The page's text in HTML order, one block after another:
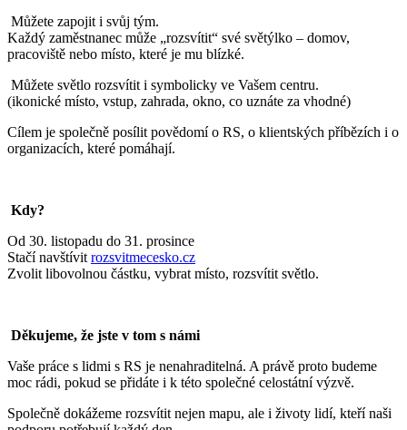
Můžete zapojit i svůj tým.
Každý zaměstnanec může „rozsvítit“ své světýlko – domov,
pracoviště nebo místo, které je mu blízké.
Můžete světlo rozsvítit i symbolicky ve Vašem centru.
(ikonické místo, vstup, zahrada, okno, co uznáte za vhodné)
Cílem je společně posílit povědomí o RS, o klientských příbězích i o
organizacích, které pomáhají.
Kdy?
Od 30. listopadu do 31. prosince
Stačí navštívit rozsvitmecesko.cz
Zvolit libovolnou částku, vybrat místo, rozsvítit světlo.
Děkujeme, že jste v tom s námi
Vaše práce s lidmi s RS je nenahraditelná. A právě proto budeme
moc rádi, pokud se přidáte i k této společné celostátní výzvě.
Společně dokážeme rozsvítit nejen mapu, ale i životy lidí, kteří naši